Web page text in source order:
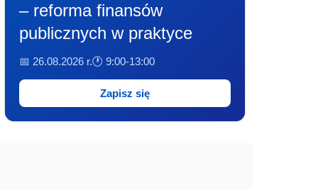
– reforma finansów
publicznych w praktyce
📅 26.08.2026 r.🕐 9:00-13:00
Zapisz się